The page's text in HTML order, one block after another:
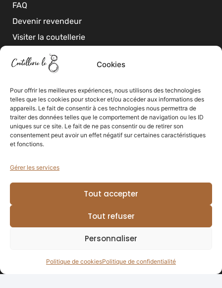
Cookies
Pour offrir les meilleures expériences, nous utilisons des technologies
telles que les cookies pour stocker et/ou accéder aux informations des
appareils. Le fait de consentir à ces technologies nous permettra de
traiter des données telles que le comportement de navigation ou les ID
uniques sur ce site. Le fait de ne pas consentir ou de retirer son
consentement peut avoir un effet négatif sur certaines caractéristiques
et fonctions.
Gérer les services
Tout accepter
Tout refuser
Personnaliser
Politique de cookiesPolitique de confidentialité
FAQ
Devenir revendeur
Visiter la coutellerie
Mentions légales
Conditions générales de ventes
Politique de cookies
Recevez notre actualité
Envoyer